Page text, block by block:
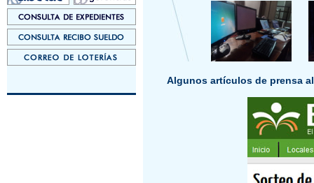
Algunos artículos de prensa